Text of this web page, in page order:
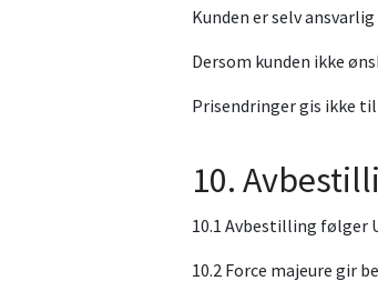
Kunden er selv
Dersom kunden ikke
Prisendringer gis ikke
10.
10.1 Avbestilling følger
10.2 Force majeure gir